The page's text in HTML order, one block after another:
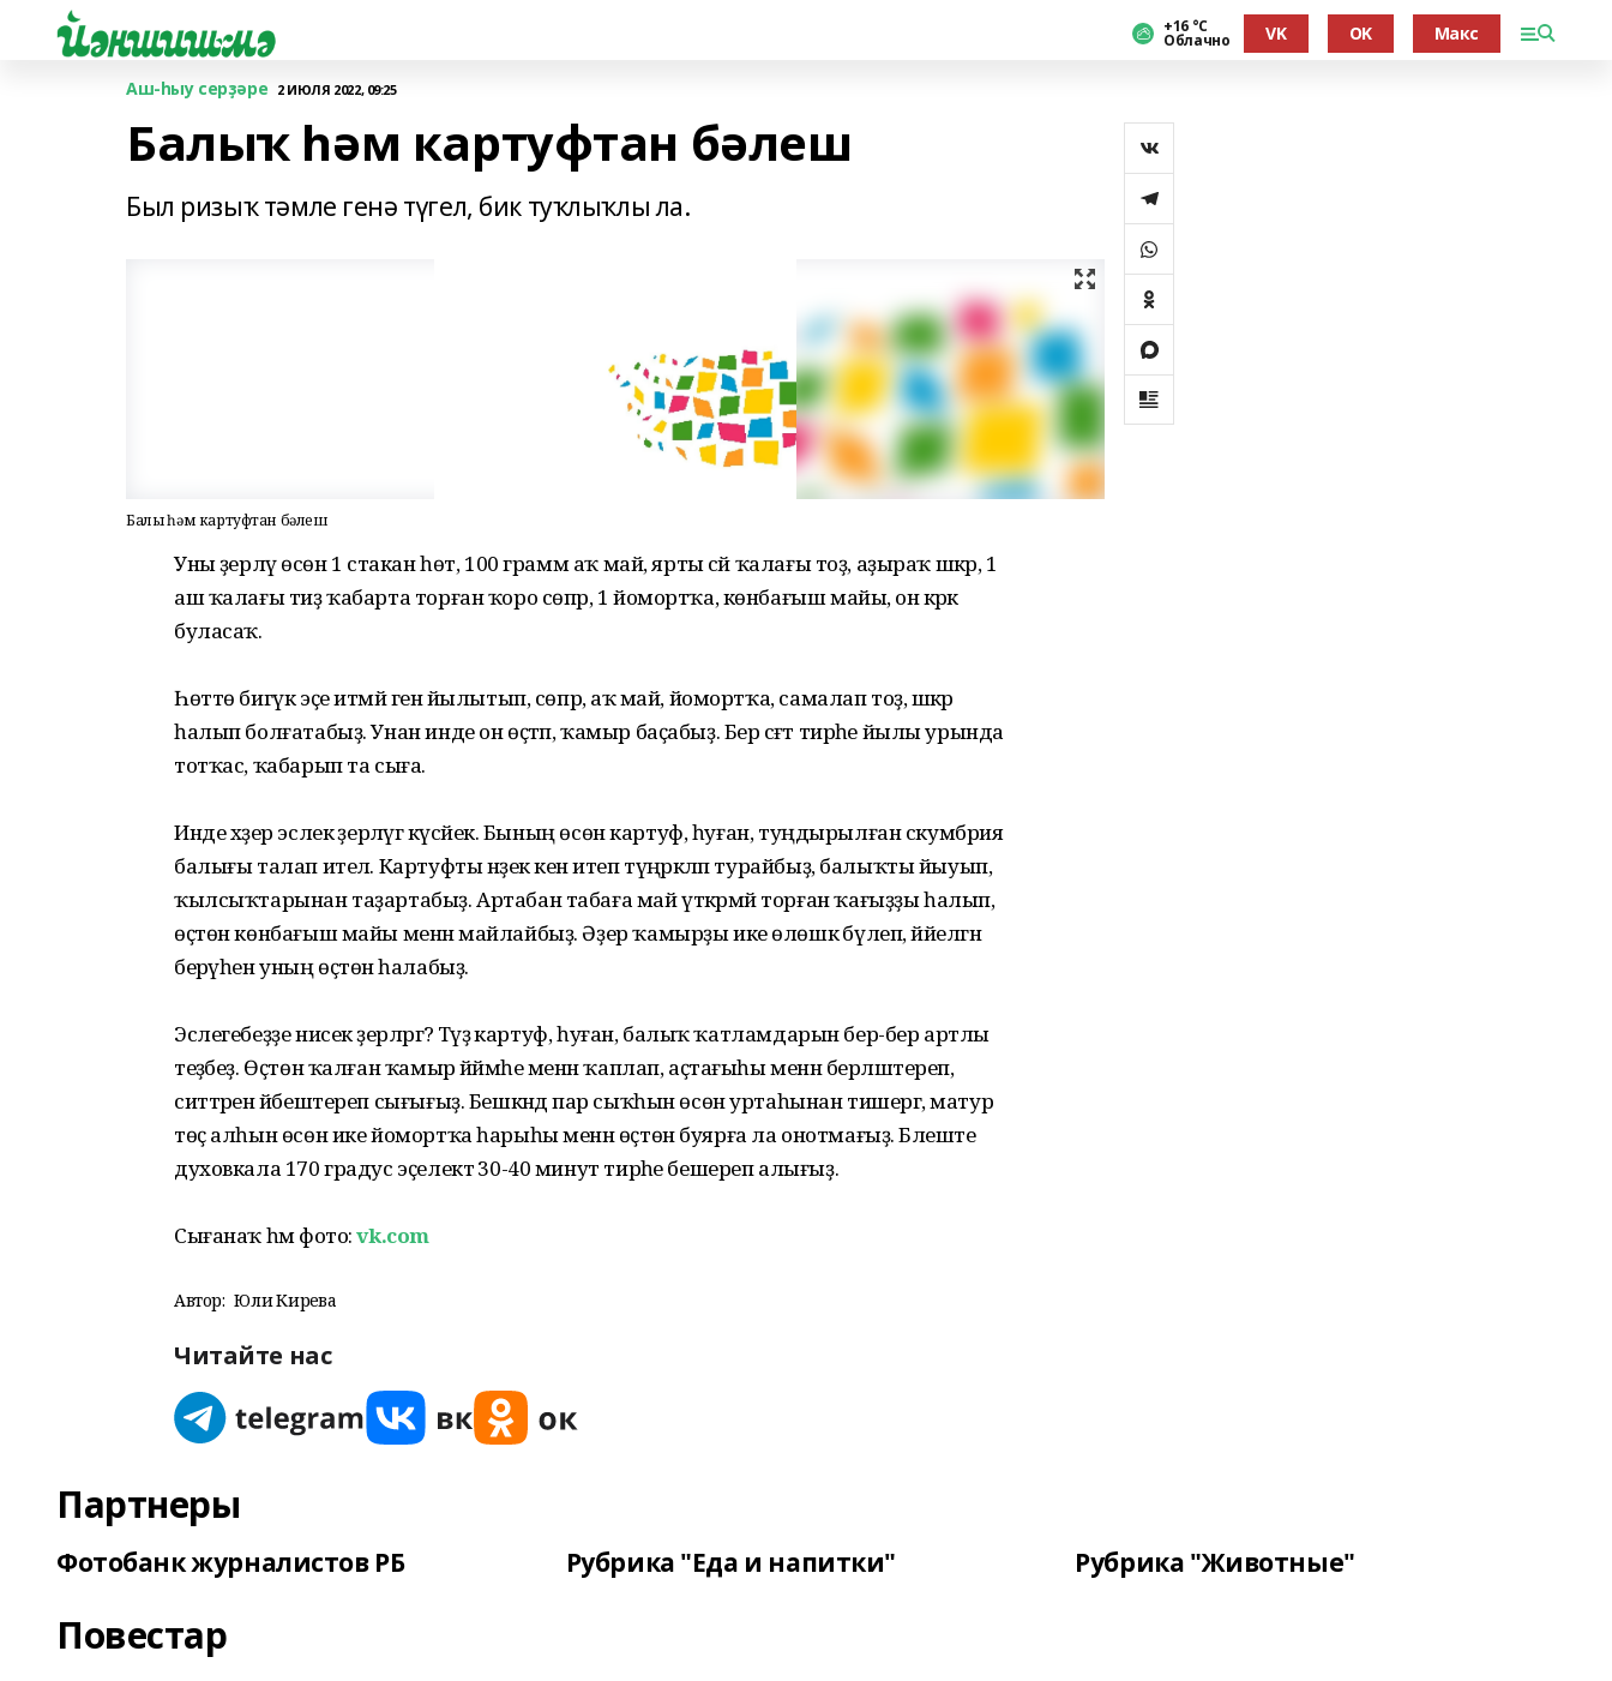
+16 °С
Облачно VK OK Макс
Аш-һыу серҙәре 2 ИЮЛЯ 2022, 09:25
Балыҡ һәм картуфтан бәлеш
Был ризыҡ тәмле генә түгел, бик туҡлыҡлы ла.
Балыҡ һәм картуфтан бәлеш
Уны әҙерләү өсөн 1 стакан һөт, 100 грамм аҡ май, ярты сәй ҡалағы тоҙ, аҙыраҡ шәкәр, 1
аш ҡалағы тиҙ ҡабарта торған ҡоро сөпрә, 1 йомортҡа, көнбағыш майы, он кәрәк
буласаҡ.
Һөттө бигүк эҫе итмәй генә йылытып, сөпрә, аҡ май, йомортҡа, самалап тоҙ, шәкәр
һалып болғатабыҙ. Унан инде он өҫтәп, ҡамыр баҫабыҙ. Бер сәғәт тирәһе йылы урында
тотҡас, ҡабарып та сыға.
Инде хәҙер эслек әҙерләүгә күсәйек. Бының өсөн картуф, һуған, туңдырылған скумбрия
балығы талап ителә. Картуфты нәҙек кенә итеп түңәрәкләп турайбыҙ, балыҡты йыуып,
ҡылсыҡтарынан таҙартабыҙ. Артабан табаға май үткәрмәй торған ҡағыҙҙы һалып,
өҫтөн көнбағыш майы менән майлайбыҙ. Әҙер ҡамырҙы ике өлөшкә бүлеп, йәйелгән
берәүһен уның өҫтөнә һалабыҙ.
Эслегебеҙҙе нисек әҙерләргә? Тәүҙә картуф, һуған, балыҡ ҡатламдарын бер-бер артлы
теҙәбеҙ. Өҫтөн ҡалған ҡамыр йәймәһе менән ҡаплап, аҫтағыһы менән берләштереп,
ситтәрен йәбештереп сығығыҙ. Бешкәндә пар сыҡһын өсөн уртаһынан тишергә, матур
төҫ алһын өсөн ике йомортҡа һарыһы менән өҫтөн буярға ла онотмағыҙ. Бәлеште
духовкала 170 градус эҫелектә 30-40 минут тирәһе бешереп алығыҙ.
Сығанаҡ һәм фото:vk.com
Автор: Юлиә Кирәева
Читайте нас
Партнеры
Фотобанк журналистов РБ Рубрика "Еда и напитки" Рубрика "Животные"
Повестар